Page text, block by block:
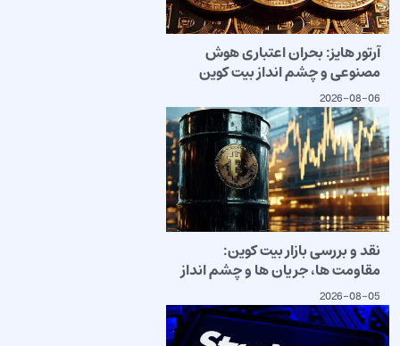
آرتور هایز: بحران اعتباری هوش
مصنوعی و چشم انداز بیت کوین
2026-08-06
نقد و بررسی بازار بیت کوین:
مقاومت ها، جریان ها و چشم انداز
2026-08-05